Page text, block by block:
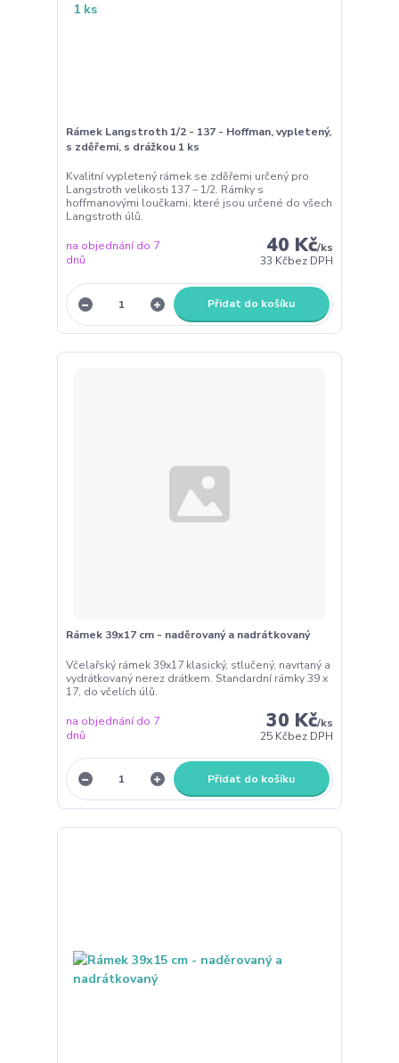
Rámek Langstroth 1/2 - 137 - Hoffman, vypletený,
s zděřemi, s drážkou 1 ks
Kvalitní vypletený rámek se zděřemi určený pro
Langstroth velikosti 137 – 1/2. Rámky s
hoffmanovými loučkami, které jsou určené do všech
Langstroth úlů.
40 Kč/ks
33 Kčbez DPH
na objednání do 7
dnů
Přidat do košíku
Rámek 39x17 cm - naděrovaný a nadrátkovaný
Včelařský rámek 39x17 klasický, stlučený, navrtaný a
vydrátkovaný nerez drátkem. Standardní rámky 39 x
17, do včelích úlů.
30 Kč/ks
25 Kčbez DPH
na objednání do 7
dnů
Přidat do košíku